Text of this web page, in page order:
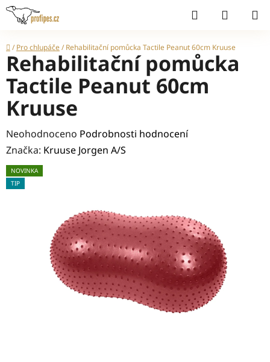
Přejít
Hledat
Domů
/ Pro chlupáče/ Rehabilitační pomůcka Tactile Peanut 60cm Kruuse
Rehabilitační pomůcka
Tactile Peanut 60cm
Kruuse
Průměrné
hodnocení
produktu
je
hvězdiček.
Neohodnoceno Podrobnosti hodnocení
Značka: Kruuse Jorgen A/S
NOVINKA
TIP